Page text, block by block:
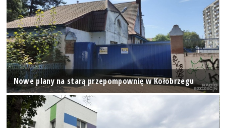
Nowe plany na starą przepompownię w Kołobrzegu